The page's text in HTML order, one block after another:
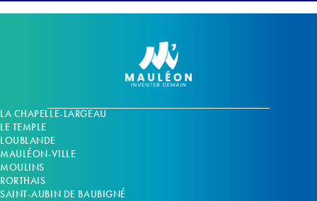
LA CHAPELLE-LARGEAU
LE TEMPLE
LOUBLANDE
MAULÉON-VILLE
MOULINS
RORTHAIS
SAINT-AUBIN DE BAUBIGNÉ